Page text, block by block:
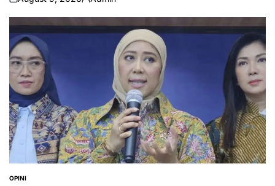
on
Posted
by
POSTED
OPINI